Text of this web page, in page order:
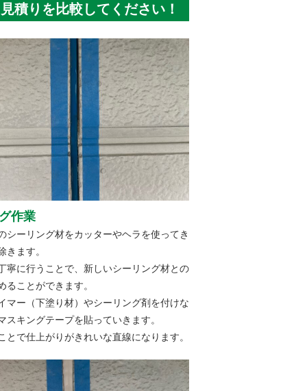
積りを比較してください！
作業
シーリング材をカッターやヘラを使ってき
きます。
寧に行うことで、新しいシーリング材との
ることができます。
マー（下塗り材）やシーリング剤を付けな
スキングテープを貼っていきます。
とで仕上がりがきれいな直線になります。